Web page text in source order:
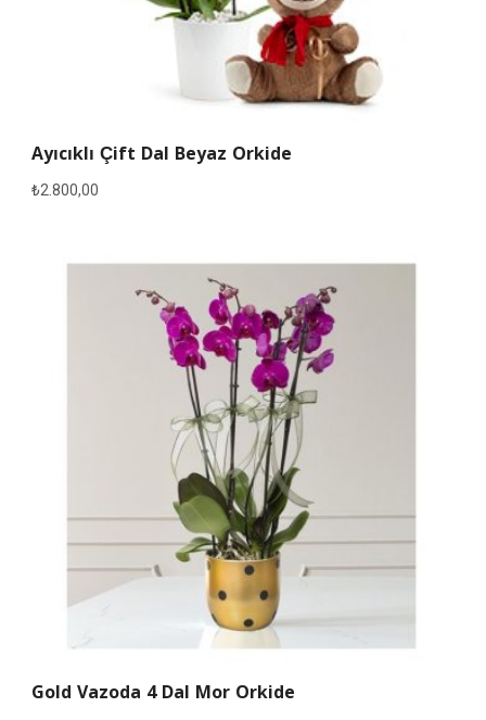
Ayıcıklı Çift Dal Beyaz Orkide
₺2.800,00
Gold Vazoda 4 Dal Mor Orkide